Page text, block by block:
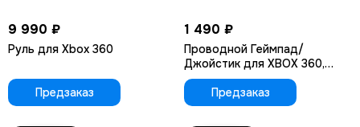
9 990 ₽
Руль для Xbox 360
Предзаказ
1 490 ₽
Проводной Геймпад/
Джойстик для XBOX 360,
черный (Красная упаковка)
Предзаказ